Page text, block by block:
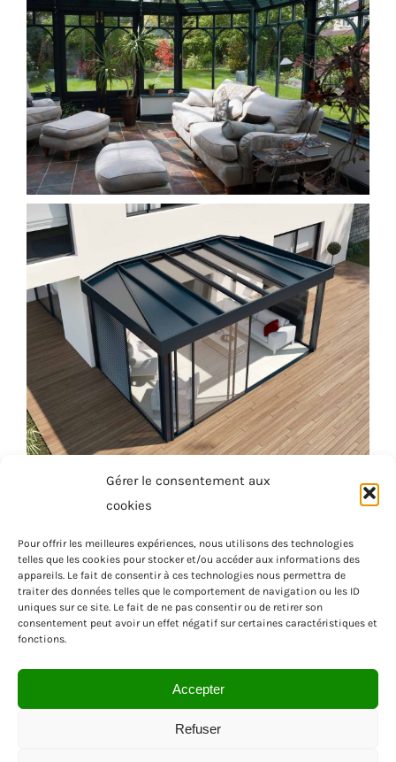
Gérer le consentement aux
cookies
Pour offrir les meilleures expériences, nous utilisons des technologies
telles que les cookies pour stocker et/ou accéder aux informations des
appareils. Le fait de consentir à ces technologies nous permettra de
traiter des données telles que le comportement de navigation ou les ID
uniques sur ce site. Le fait de ne pas consentir ou de retirer son
consentement peut avoir un effet négatif sur certaines caractéristiques et
fonctions.
Accepter
Refuser